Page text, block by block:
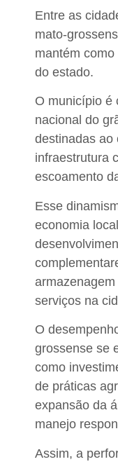
Entre as
mato-
mantém
do estado.
O município é
nacional do
destinadas ao
infraestrutura
escoamento
Esse
economia
serviços na
O
grossense se
como
de práticas
expansão da
manejo
Assim, a